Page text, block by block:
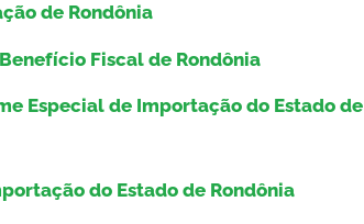
de Rondônia
Fiscal de Rondônia
Especial de Importação do Estado de
do Estado de Rondônia